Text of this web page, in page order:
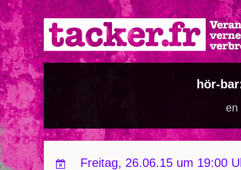
Direkt
zum
Inhalt
hör-
en
Freitag, 26.06.15 um 19:00